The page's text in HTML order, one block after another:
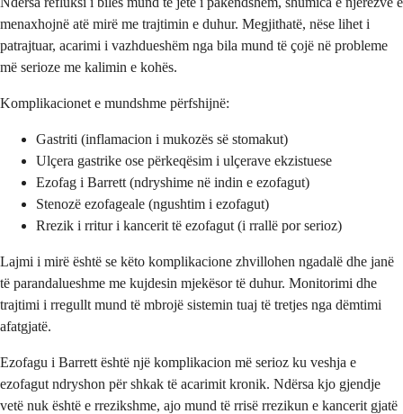
menaxhojnë atë mirë me trajtimin e duhur. Megjithatë, nëse lihet i
patrajtuar, acarimi i vazhdueshëm nga bila mund të çojë në probleme
më serioze me kalimin e kohës.
Komplikacionet e mundshme përfshijnë:
Gastriti (inflamacion i mukozës së stomakut)
Ulçera gastrike ose përkeqësim i ulçerave ekzistuese
Ezofag i Barrett (ndryshime në indin e ezofagut)
Stenozë ezofageale (ngushtim i ezofagut)
Rrezik i rritur i kancerit të ezofagut (i rrallë por serioz)
Lajmi i mirë është se këto komplikacione zhvillohen ngadalë dhe janë
të parandalueshme me kujdesin mjekësor të duhur. Monitorimi dhe
trajtimi i rregullt mund të mbrojë sistemin tuaj të tretjes nga dëmtimi
afatgjatë.
Ezofagu i Barrett është një komplikacion më serioz ku veshja e
ezofagut ndryshon për shkak të acarimit kronik. Ndërsa kjo gjendje
vetë nuk është e rrezikshme, ajo mund të rrisë rrezikun e kancerit gjatë